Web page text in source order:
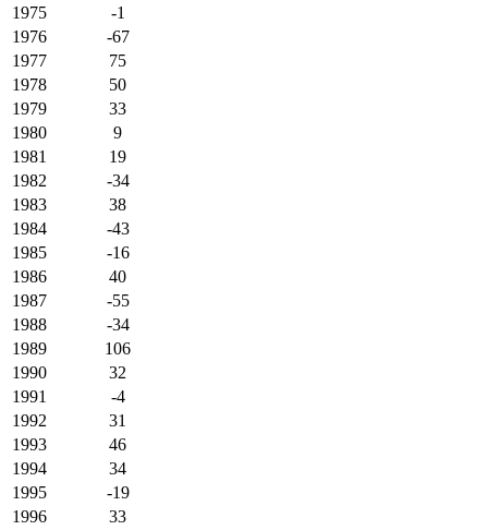
1975
-1
1976
-67
1977
75
1978
50
1979
33
1980
9
1981
19
1982
-34
1983
38
1984
-43
1985
-16
1986
40
1987
-55
1988
-34
1989
106
1990
32
1991
-4
1992
31
1993
46
1994
34
1995
-19
1996
33